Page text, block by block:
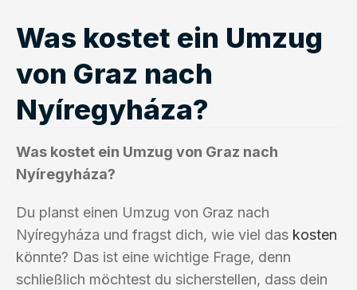
Was kostet ein Umzug
von Graz nach
Nyíregyháza?
Was kostet ein Umzug von Graz nach
Nyíregyháza?
Du planst einen Umzug von Graz nach
Nyíregyháza und fragst dich, wie viel das kosten
könnte? Das ist eine wichtige Frage, denn
schließlich möchtest du sicherstellen, dass dein